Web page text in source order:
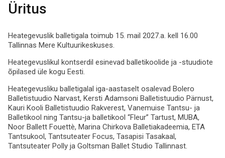
Üritus
Heategevuslik balletigala toimub 15. mail 2027.a. kell 16.00
Tallinnas Mere Kultuurikeskuses.
Heategevuslikul kontserdil esinevad balletikoolide ja -stuudiote
õpilased üle kogu Eesti.
Heategevusliku balletigalal iga-aastaselt osalevad Bolero
Balletistuudio Narvast, Kersti Adamsoni Balletistuudio Pärnust,
Kauri Kooli Balletistuudio Rakverest, Vanemuise Tantsu- ja
Balletikool ning Tantsu-ja balletikool “Fleur” Tartust, MUBA,
Noor Ballett Fouettè, Marina Chirkova Balletiakadeemia, ETA
Tantsukool, Tantsuteater Focus, Tasapisi Tasakaal,
Tantsuteater Polly ja Goltsman Ballet Studio Tallinnast.